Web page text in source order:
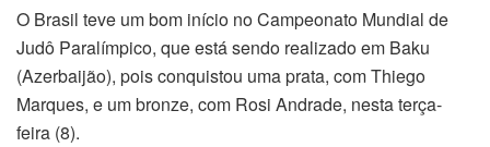
O Brasil teve um bom início no Campeonato Mundial de
Judô Paralímpico, que está sendo realizado em Baku
(Azerbaijão), pois conquistou uma prata, com Thiego
Marques, e um bronze, com Rosi Andrade, nesta terça-
feira (8).